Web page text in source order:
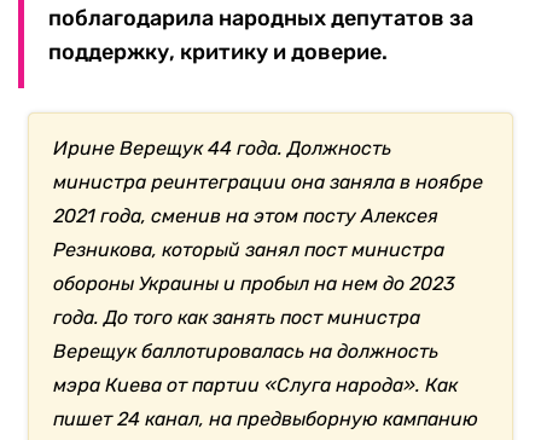
поблагодарила народных депутатов за
поддержку, критику и доверие.
Ирине Верещук 44 года. Должность
министра реинтеграции она заняла в ноябре
2021 года, сменив на этом посту Алексея
Резникова, который занял пост министра
обороны Украины и пробыл на нем до 2023
года. До того как занять пост министра
Верещук баллотировалась на должность
мэра Киева от партии «Слуга народа». Как
пишет 24 канал, на предвыборную кампанию